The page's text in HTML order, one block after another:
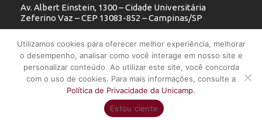
Av. Albert Einstein, 1300 – Cidade Universitária
Zeferino Vaz – CEP 13083-852 – Campinas/SP
19 3521.5900
nepo@unicamp.br
UNICAMP - Universidade Estadual de Campinas - Núcleo de Estudos
de População "Elza Berquó" - Todos os direitos reservados
Utilizamos cookies para oferecer melhor experiência, melhorar
o desempenho, analisar como você interage em nosso site e
personalizar conteúdo. Ao utilizar este site, você concorda
com o uso de cookies. Para mais informações, consulte a
Política de Privacidade da Unicamp.
Estou ciente